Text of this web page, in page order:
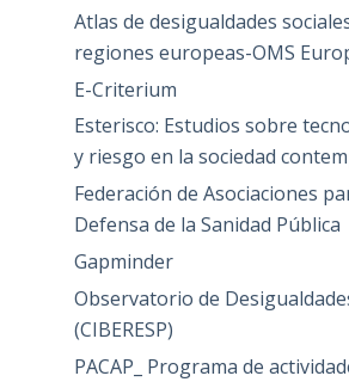
Atlas de desigualdades
regiones europeas-OMS
E-Criterium
Esterisco: Estudios sobre
y riesgo en la sociedad
Federación de Asociaciones
Defensa de la Sanidad Pública
Gapminder
Observatorio de
(CIBERESP)
PACAP_ Programa de